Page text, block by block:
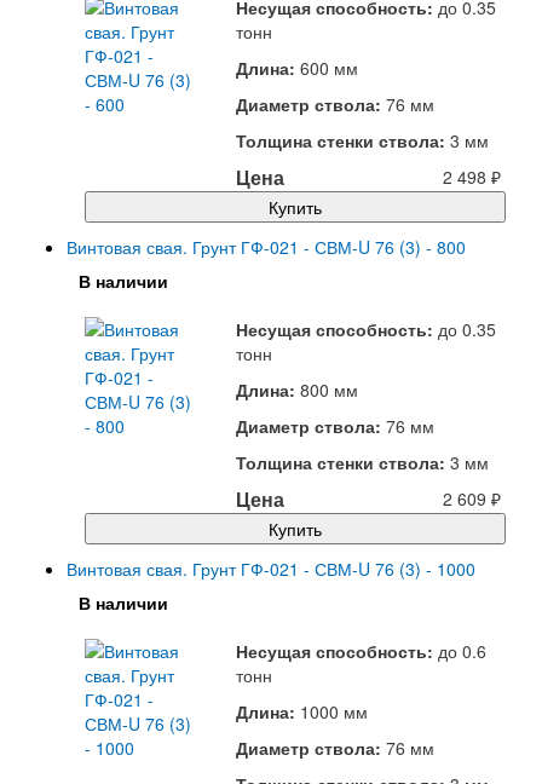
Несущая способность: до 0.35
тонн
Длина: 600 мм
Диаметр ствола: 76 мм
Толщина стенки ствола: 3 мм
Цена 2 498₽
Купить
Винтовая свая. Грунт ГФ-021 - СВМ-U 76 (3) - 800
В наличии
Несущая способность: до 0.35
тонн
Длина: 800 мм
Диаметр ствола: 76 мм
Толщина стенки ствола: 3 мм
Цена 2 609₽
Купить
Винтовая свая. Грунт ГФ-021 - СВМ-U 76 (3) - 1000
В наличии
Несущая способность: до 0.6
тонн
Длина: 1000 мм
Диаметр ствола: 76 мм